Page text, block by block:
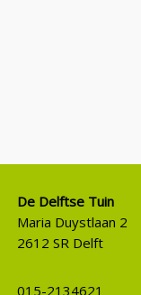
De Delftse Tuin
Maria Duystlaan 2
2612 SR Delft
015-2134621